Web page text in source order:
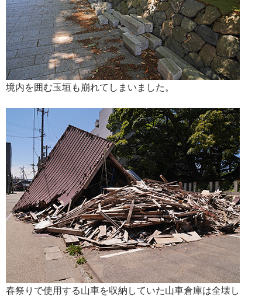
境内を囲む玉垣も崩れてしまいました。
春祭りで使用する山車を収納していた山車倉庫は全壊し